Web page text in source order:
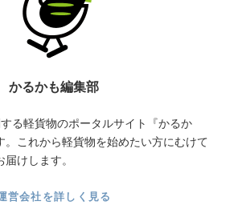
かるかも編集部
る軽貨物のポータルサイト『かるか
。これから軽貨物を始めたい方にむけて
けします。
営会社を詳しく見る